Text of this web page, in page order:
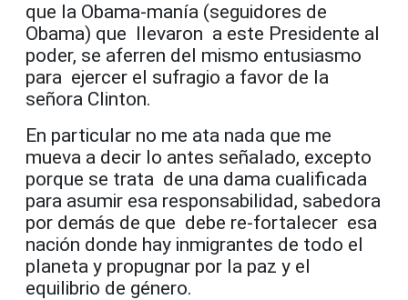
que la Obama-manía (seguidores de
Obama) que llevaron a este Presidente al
poder, se aferren del mismo entusiasmo
para ejercer el sufragio a favor de la
señora Clinton.
En particular no me ata nada que me
mueva a decir lo antes señalado, excepto
porque se trata de una dama cualificada
para asumir esa responsabilidad, sabedora
por demás de que debe re-fortalecer esa
nación donde hay inmigrantes de todo el
planeta y propugnar por la paz y el
equilibrio de género.